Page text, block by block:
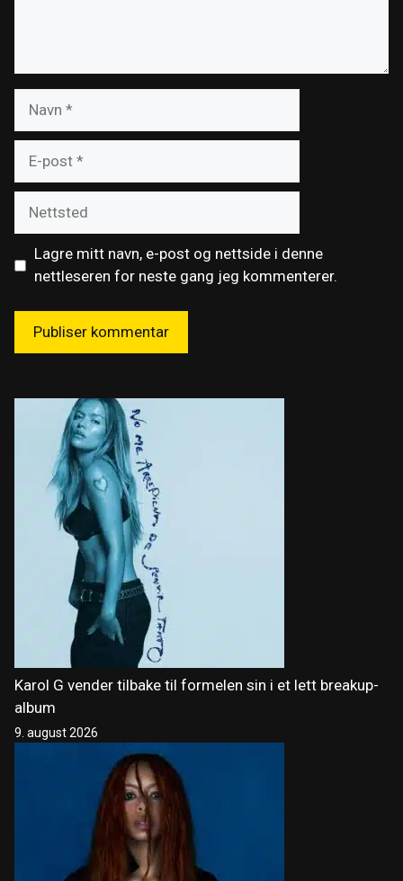
post
Lagre mitt navn, e-post og nettside i denne
nettleseren for neste gang jeg kommenterer.
Karol G vender tilbake til formelen sin i et lett breakup-
album
9. august 2026